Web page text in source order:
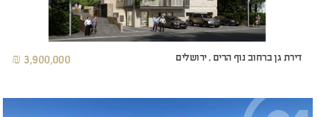
דירת גן ברחוב נוף הרים , ירושלים 3,900,000 ₪